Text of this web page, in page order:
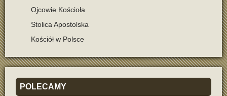
Ojcowie Kościoła
Stolica Apostolska
Kościół w Polsce
POLECAMY